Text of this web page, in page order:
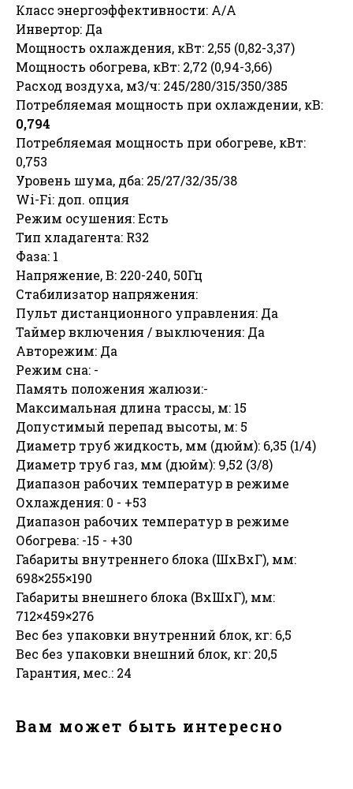
Класс энергоэффективности: А/А
Инвертор: Да
Мощность охлаждения, кВт: 2,55 (0,82-3,37)
Мощность обогрева, кВт: 2,72 (0,94-3,66)
Расход воздуха, м3/ч: 245/280/315/350/385
Потребляемая мощность при охлаждении, кВ:
0,794
Потребляемая мощность при обогреве, кВт:
0,753
Уровень шума, дба: 25/27/32/35/38
Wi-Fi: доп. опция
Режим осушения: Есть
Тип хладагента: R32
Фаза: 1
Напряжение, В: 220-240, 50Гц
Стабилизатор напряжения:
Пульт дистанционного управления: Да
Таймер включения / выключения: Да
Авторежим: Да
Режим сна: -
Память положения жалюзи:-
Максимальная длина трассы, м: 15
Допустимый перепад высоты, м: 5
Диаметр труб жидкость, мм (дюйм): 6,35 (1/4)
Диаметр труб газ, мм (дюйм): 9,52 (3/8)
Диапазон рабочих температур в режиме
Охлаждения: 0 - +53
Диапазон рабочих температур в режиме
Обогрева: -15 - +30
Габариты внутреннего блока (ШхВхГ), мм:
698×255×190
Габариты внешнего блока (ВхШхГ), мм:
712×459×276
Вес без упаковки внутренний блок, кг: 6,5
Вес без упаковки внешний блок, кг: 20,5
Гарантия, мес.: 24
Вам может быть интересно